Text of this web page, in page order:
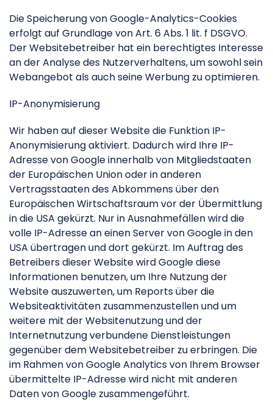
Die Speicherung von Google-Analytics-Cookies
erfolgt auf Grundlage von Art. 6 Abs. 1 lit. f DSGVO.
Der Websitebetreiber hat ein berechtigtes Interesse
an der Analyse des Nutzerverhaltens, um sowohl sein
Webangebot als auch seine Werbung zu optimieren.
IP-Anonymisierung
Wir haben auf dieser Website die Funktion IP-
Anonymisierung aktiviert. Dadurch wird Ihre IP-
Adresse von Google innerhalb von Mitgliedstaaten
der Europäischen Union oder in anderen
Vertragsstaaten des Abkommens über den
Europäischen Wirtschaftsraum vor der Übermittlung
in die USA gekürzt. Nur in Ausnahmefällen wird die
volle IP-Adresse an einen Server von Google in den
USA übertragen und dort gekürzt. Im Auftrag des
Betreibers dieser Website wird Google diese
Informationen benutzen, um Ihre Nutzung der
Website auszuwerten, um Reports über die
Websiteaktivitäten zusammenzustellen und um
weitere mit der Websitenutzung und der
Internetnutzung verbundene Dienstleistungen
gegenüber dem Websitebetreiber zu erbringen. Die
im Rahmen von Google Analytics von Ihrem Browser
übermittelte IP-Adresse wird nicht mit anderen
Daten von Google zusammengeführt.